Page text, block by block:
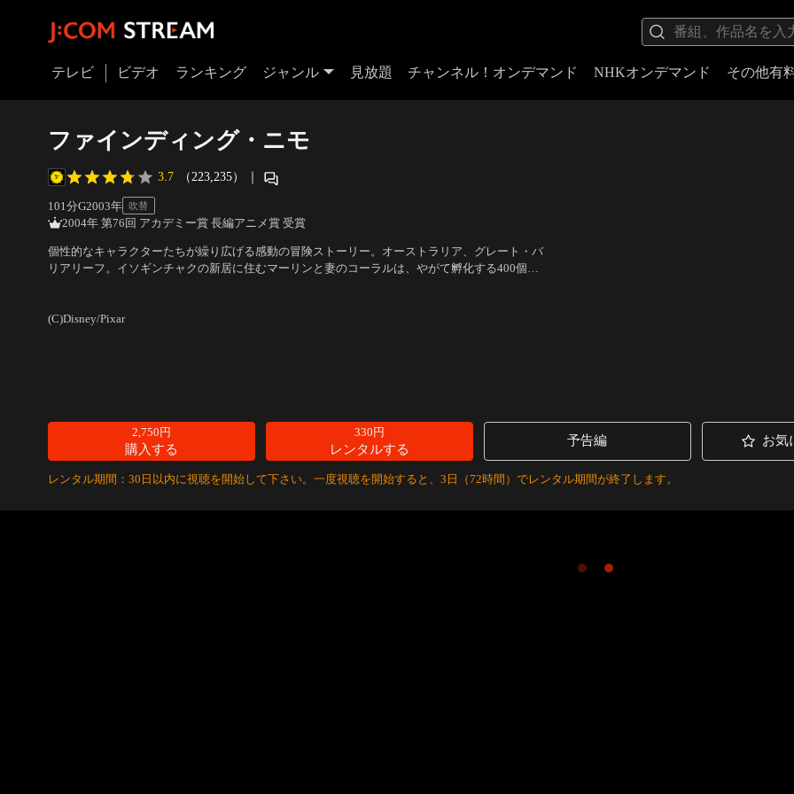
テレビ ビデオ ランキング ジャンル 見放題 チャンネル！オンデマンド NHKオンデマンド その他有
ファインディング・ニモ
3.7 （223,235） ｜
101分G2003年 吹替
2004年 第76回 アカデミー賞 長編アニメ賞 受賞
個性的なキャラクターたちが繰り広げる感動の冒険ストーリー。オーストラリア、グレート・バ
リアリーフ。イソギンチャクの新居に住むマーリンと妻のコーラルは、やがて孵化する400個の
(C)Disney/Pixar
2,750円
購入する
330円
レンタルする
予告編 お気
レンタル期間：30日以内に視聴を開始して下さい。一度視聴を開始すると、3日（72時間）でレンタル期間が終了します。